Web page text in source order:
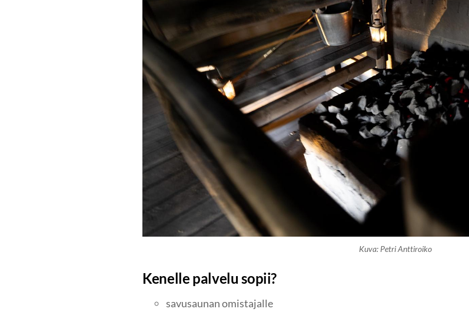
Kuva: Petri Anttiroiko
Kenelle palvelu sopii?
savusaunan omistajalle